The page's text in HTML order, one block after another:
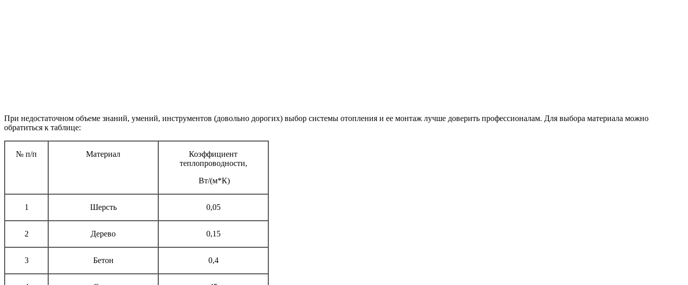
При недостаточном объеме знаний, умений, инструментов (довольно дорогих) выбор системы отопления и ее монтаж лучше доверить профессионалам. Для выбора материала можно
обратиться к таблице:
№ п/п Материал
Коэффициент
теплопроводности,
Вт/(м*К)
1 Шерсть 0,05
2 Дерево 0,15
3 Бетон 0,4